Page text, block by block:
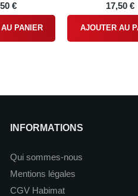
€
PANIER
17,50 €
AJOUTER AU
INFORMATIONS
Qui sommes-nous
Mentions légales
CGV Habimat